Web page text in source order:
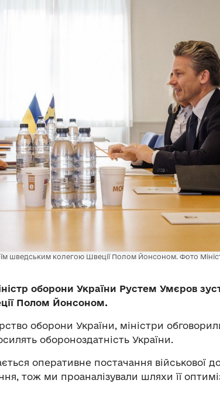
шведським колегою Швеції Полом Йонсоном. Фото
оборони України Рустем Умєров
Полом Йонсоном.
оборони України, міністри
обороноздатність України.
оперативне постачання військової
тож ми проаналізували шляхи її